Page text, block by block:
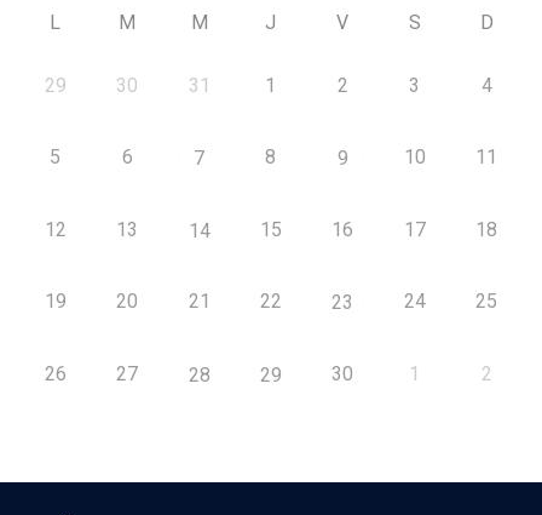
L M M J V S D
29 30 31 1 2 3 4
5 6 7 8 9 10 11
12 13 14 15 16 17 18
19 20 21 22 23 24 25
26 27 28 29 30 1 2